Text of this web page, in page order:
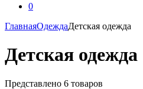
0
ГлавнаяОдеждаДетская одежда
Детская одежда
Представлено 6 товаров